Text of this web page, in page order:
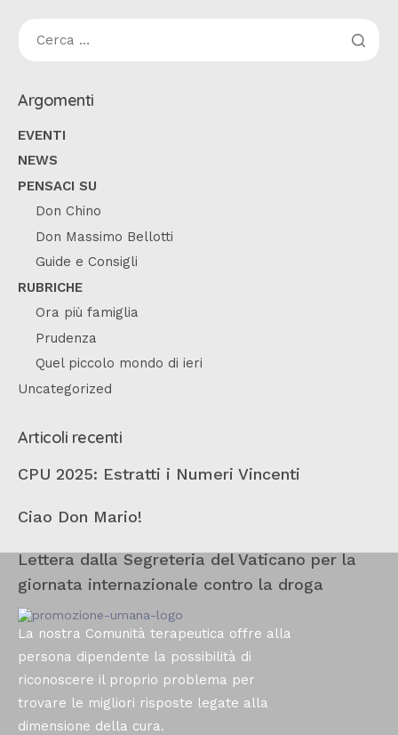
Argomenti
EVENTI
NEWS
PENSACI SU
Don Chino
Don Massimo Bellotti
Guide e Consigli
RUBRICHE
Ora più famiglia
Prudenza
Quel piccolo mondo di ieri
Uncategorized
Articoli recenti
CPU 2025: Estratti i Numeri Vincenti
Ciao Don Mario!
Lettera dalla Segreteria del Vaticano per la
giornata internazionale contro la droga
La nostra Comunità terapeutica offre alla
persona dipendente la possibilità di
riconoscere il proprio problema per
trovare le migliori risposte legate alla
dimensione della cura.